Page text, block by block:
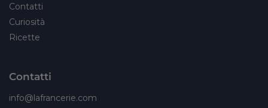
Contatti
Curiosità
Ricette
Contatti
info@lafrancerie.com